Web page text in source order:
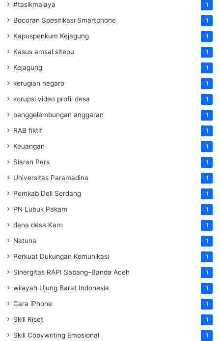
#tasikmalaya 1
Bocoran Spesifikasi Smartphone 1
Kapuspenkum Kejagung 1
Kasus amsal sitepu 1
Kejagung 1
kerugian negara 1
korupsi video profil desa 1
penggelembungan anggaran 1
RAB fiktif 1
Keuangan 1
Siaran Pers 1
Universitas Paramadina 1
Pemkab Deli Serdang 1
PN Lubuk Pakam 1
dana desa Karo 1
Natuna 1
Perkuat Dukungan Komunikasi 1
Sinergitas RAPI Sabang–Banda Aceh 1
wilayah Ujung Barat Indonesia 1
Cara iPhone 1
Skill Riset 1
Skill Copywriting Emosional 1